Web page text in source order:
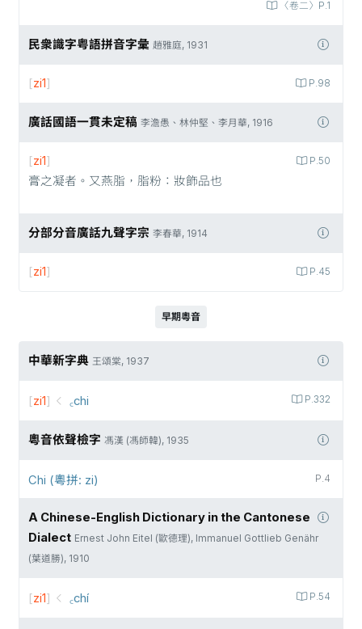
〈卷二〉P.1
民衆識字粤語拼音字彙 趙雅庭, 1931
P.98
[zi1]
廣話國語一貫未定稿 李澹愚、林仲堅、李月華, 1916
P.50
[zi1]
膏之凝者。又燕脂，脂粉：妝飾品也
分部分音廣話九聲字宗 李春華, 1914
P.45
[zi1]
早期粵音
中華新字典 王頌棠, 1937
P.332
[zi1] ꜀chi
粵音依聲檢字 馮漢 (馮師韓), 1935
P.4
Chi (粵拼: zi)
A Chinese-English Dictionary in the Cantonese
Dialect Ernest John Eitel (歐德理), Immanuel Gottlieb Genähr
(葉道勝), 1910
P.54
[zi1] ꜀chí